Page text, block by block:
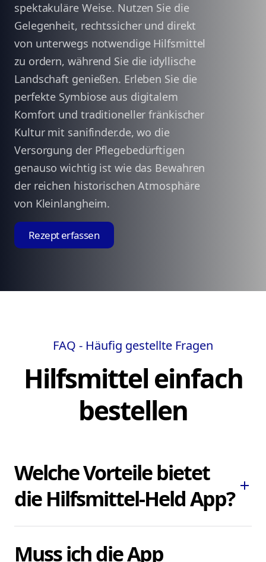
spektakuläre Weise. Nutzen Sie die
Gelegenheit, rechtssicher und direkt
von unterwegs notwendige Hilfsmittel
zu ordern, während Sie die idyllische
Landschaft genießen. Erleben Sie die
perfekte Symbiose aus digitalem
Komfort und traditioneller fränkischer
Kultur mit sanifinder.de, wo die
Versorgung der Pflegebedürftigen
genauso wichtig ist wie das Bewahren
der reichen historischen Atmosphäre
von Kleinlangheim.
Rezept erfassen
FAQ - Häufig gestellte Fragen
Hilfsmittel einfach
bestellen
Welche Vorteile bietet
die Hilfsmittel-Held App? add
Ihnen, dringend benötigte Pflegehilfsmittel
Muss ich die App